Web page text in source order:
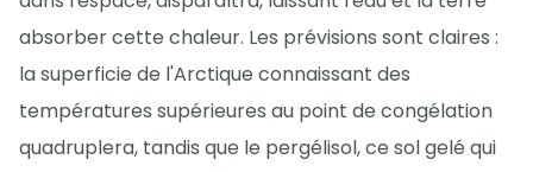
absorber cette chaleur. Les prévisions sont claires :
la superficie de l'Arctique connaissant des
températures supérieures au point de congélation
quadruplera, tandis que le pergélisol, ce sol gelé qui